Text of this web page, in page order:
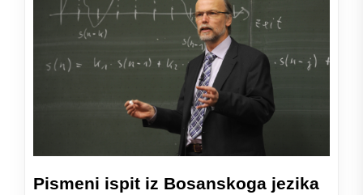
Pismeni ispit iz Bosanskoga jezika